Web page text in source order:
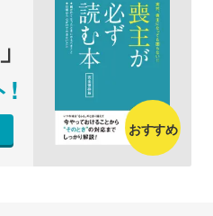
!
おすすめ